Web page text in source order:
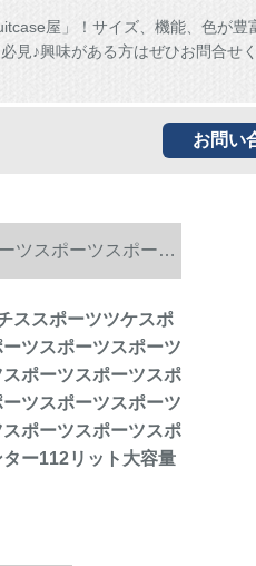
屋」！サイズ、機能、色が豊
見♪興味がある方はぜひお問合せ
お問い
ツスポーツスポーツ
スポーツスポーツ
スポーツスポーツ
ススポーツツケスポ
ツスポーツスポーツ
ポーツスポーツスポ
ツスポーツスポーツ
ポーツスポーツスポ
ー112リット大容量